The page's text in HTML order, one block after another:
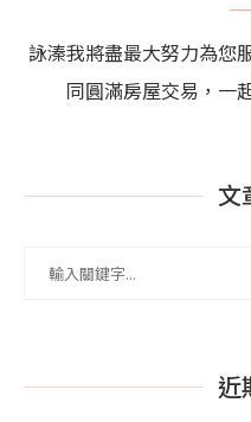
詠溱我將盡最大努力為您
同圓滿房屋交易，一
文
近